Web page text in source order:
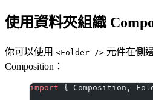
使用資料夾組織
你可以使用 <Folder /> 元件在側
Composition：
import { Composition,